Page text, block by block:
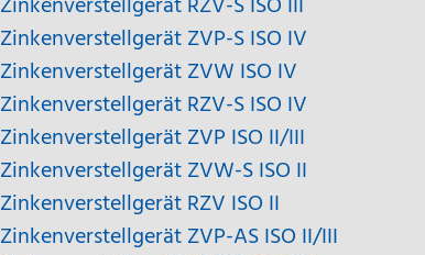
Zinkenverstellgerät RZV-S ISO III
Zinkenverstellgerät ZVP-S ISO IV
Zinkenverstellgerät ZVW ISO IV
Zinkenverstellgerät RZV-S ISO IV
Zinkenverstellgerät ZVP ISO II/III
Zinkenverstellgerät ZVW-S ISO II
Zinkenverstellgerät RZV ISO II
Zinkenverstellgerät ZVP-AS ISO II/III